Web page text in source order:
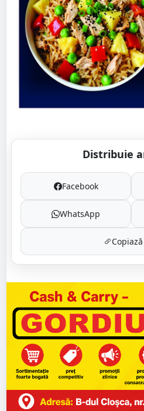
Distribuie
Facebook
WhatsApp